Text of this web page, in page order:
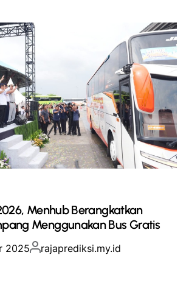
Menhub Berangkatkan
Menggunakan Bus Gratis
2025Posted
rajaprediksi.my.id